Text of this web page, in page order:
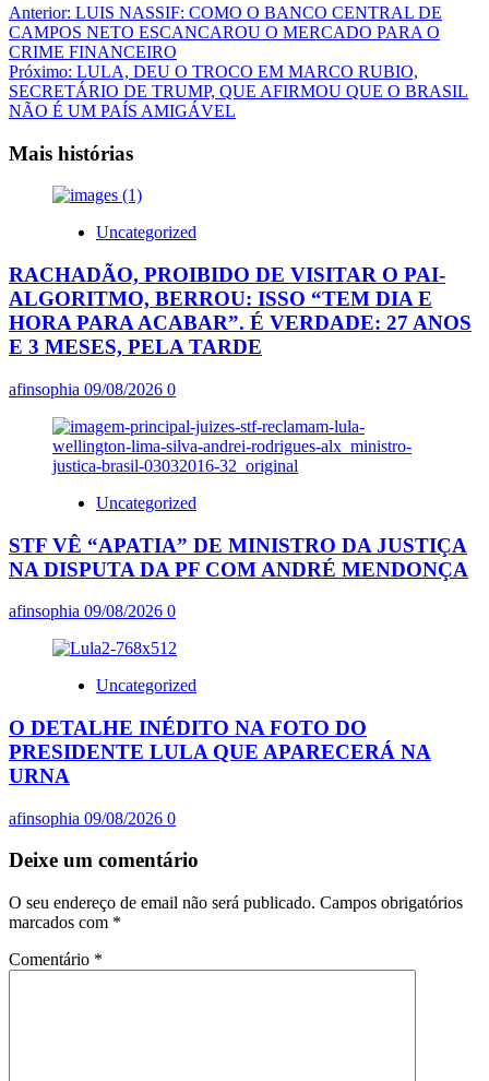
Navegação
de
artigos
Anterior: LUIS NASSIF: COMO O BANCO CENTRAL DE
CAMPOS NETO ESCANCAROU O MERCADO PARA O
CRIME FINANCEIRO
Próximo: LULA, DEU O TROCO EM MARCO RUBIO,
SECRETÁRIO DE TRUMP, QUE AFIRMOU QUE O BRASIL
NÃO É UM PAÍS AMIGÁVEL
Mais histórias
Uncategorized
RACHADÃO, PROIBIDO DE VISITAR O PAI-
ALGORITMO, BERROU: ISSO “TEM DIA E
HORA PARA ACABAR”. É VERDADE: 27 ANOS
E 3 MESES, PELA TARDE
afinsophia 09/08/2026 0
Uncategorized
STF VÊ “APATIA” DE MINISTRO DA JUSTIÇA
NA DISPUTA DA PF COM ANDRÉ MENDONÇA
afinsophia 09/08/2026 0
Uncategorized
O DETALHE INÉDITO NA FOTO DO
PRESIDENTE LULA QUE APARECERÁ NA
URNA
afinsophia 09/08/2026 0
Deixe um comentário
O seu endereço de email não será publicado. Campos obrigatórios
marcados com *
Comentário *